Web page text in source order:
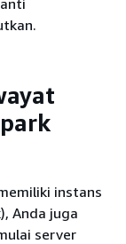
instans
Anda juga
server